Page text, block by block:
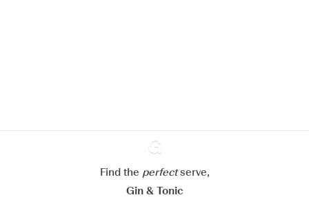
Ginventory
Find the perfectserve,
Gin & Tonic